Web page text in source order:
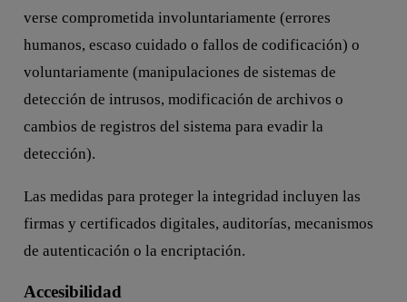
verse comprometida involuntariamente (errores
humanos, escaso cuidado o fallos de codificación) o
voluntariamente (manipulaciones de sistemas de
detección de intrusos, modificación de archivos o
cambios de registros del sistema para evadir la
detección).
Las medidas para proteger la integridad incluyen las
firmas y certificados digitales, auditorías, mecanismos
de autenticación o la encriptación.
Accesibilidad